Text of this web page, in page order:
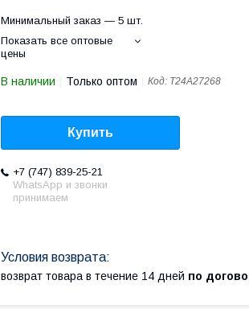
Минимальный заказ — 5 шт.
Показать все оптовые
цены
В наличии Только оптом Код: T24A27268
Купить
+7 (747) 839-25-21
WhatsApp и звонки
принимаем
возврат товара в течение 14 дней по